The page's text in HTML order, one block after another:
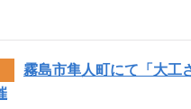
霧島市隼人町にて「大工